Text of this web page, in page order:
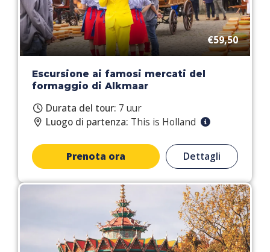
€59,50
Escursione ai famosi mercati del
formaggio di Alkmaar
Durata del tour: 7 uur
Luogo di partenza: This is Holland
Prenota ora Dettagli